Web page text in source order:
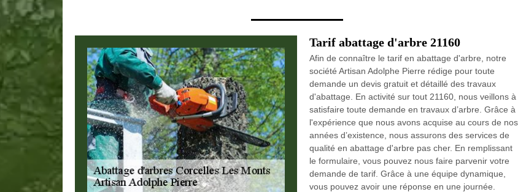
Tarif abattage d'arbre 21160
Afin de connaître le tarif en abattage d'arbre, notre
société Artisan Adolphe Pierre rédige pour toute
demande un devis gratuit et détaillé des travaux
d'abattage. En activité sur tout 21160, nous veillons à
satisfaire toute demande en travaux d’arbre. Grâce à
l'expérience que nous avons acquise au cours de nos
années d’existence, nous assurons des services de
qualité en abattage d'arbre pas cher. En remplissant
le formulaire, vous pouvez nous faire parvenir votre
demande de tarif. Grâce à une équipe dynamique,
vous pouvez avoir une réponse en une journée.